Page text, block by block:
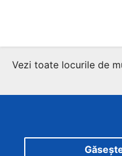
Vezi toate locurile de